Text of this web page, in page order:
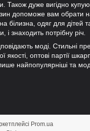
дуже вигідно
допоможе вам обрати
одяг для дітей
знаходить потрібну річ.
моді.
оптові партії
найпопулярніші та
Prom.ua